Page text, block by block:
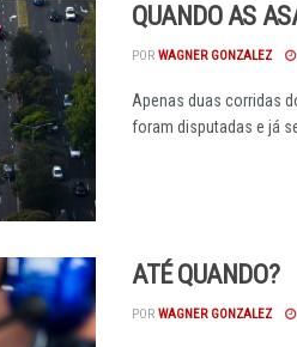
QUANDO AS
POR WAGNER GONZALEZ
Apenas duas corridas
foram disputadas e já se
ATÉ QUANDO?
POR WAGNER GONZALEZ